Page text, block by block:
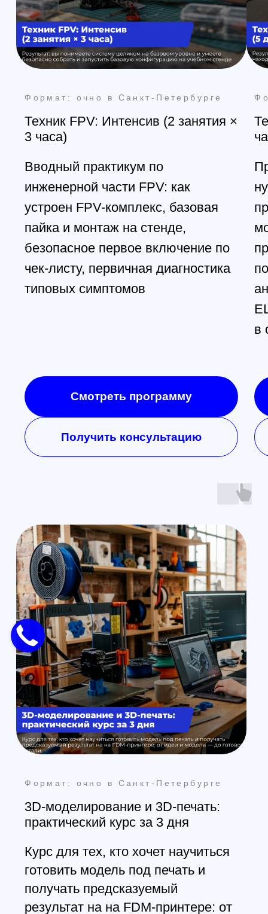
Остались вопросы?
Закажите обратный
звонок
ближайшее время
Заказать звонок
All right reserved. ИП Ситников С.Е., 2026
ОГРНИП 1325420500033571
Политика конфиденциальности